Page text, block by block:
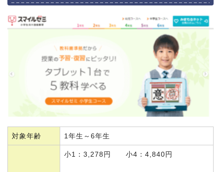
対象年齢 1年生～6年生
小1：3,278円 小4：4,840円